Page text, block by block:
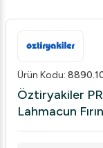
Ürün Kodu:
Öztiryakiler
Lahmacun